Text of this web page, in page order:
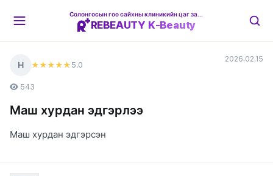
REBEAUTY K-Beauty
Н ★★★★★ 5.0
2026.02.15
543
Маш хурдан эдгэрлээ
Маш хурдан эдгэрсэн